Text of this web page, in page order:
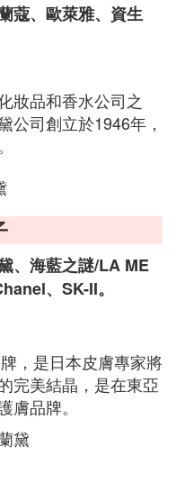
蔻、歐萊雅、資生
妝品和香水公司之
公司創立於1946年，
、海藍之謎/LA ME
、SK-II。
，是日本皮膚專家將
完美結晶，是在東亞
品牌。
黛